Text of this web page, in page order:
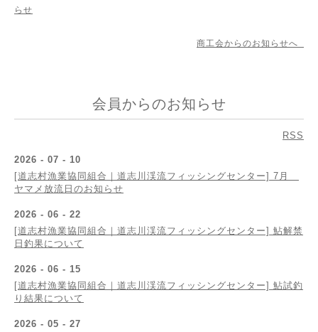
らせ
商工会からのお知らせへ
会員からのお知らせ
RSS
2026 - 07 - 10
[道志村漁業協同組合｜道志川渓流フィッシングセンター] 7月
ヤマメ放流日のお知らせ
2026 - 06 - 22
[道志村漁業協同組合｜道志川渓流フィッシングセンター] 鮎解禁
日釣果について
2026 - 06 - 15
[道志村漁業協同組合｜道志川渓流フィッシングセンター] 鮎試釣
り結果について
2026 - 05 - 27